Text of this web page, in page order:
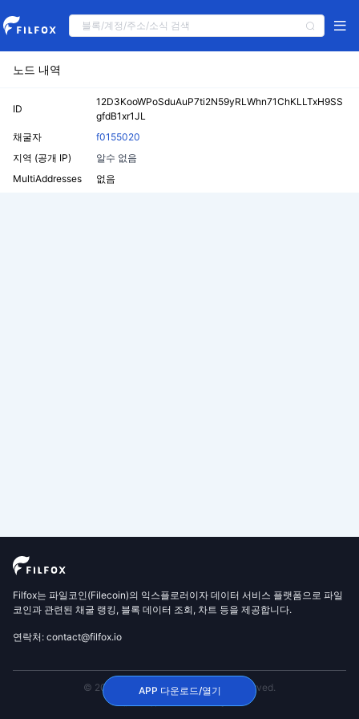
노드 내역
ID
12D3KooWPoSduAuP7ti2N59yRLWhn71ChKLLTxH9SS
gfdB1xr1JL
채굴자
f0155020
지역 (공개 IP)
알수 없음
MultiAddresses
없음
Filfox는 파일코인(Filecoin)의 익스플로러이자 데이터 서비스 플랫폼으로 파일
코인과 관련된 채굴 랭킹, 블록 데이터 조회, 차트 등을 제공합니다.
연락처: contact@filfox.io
© 2020 FilFox Project. All Rights Reserved.
APP 다운로드/열기